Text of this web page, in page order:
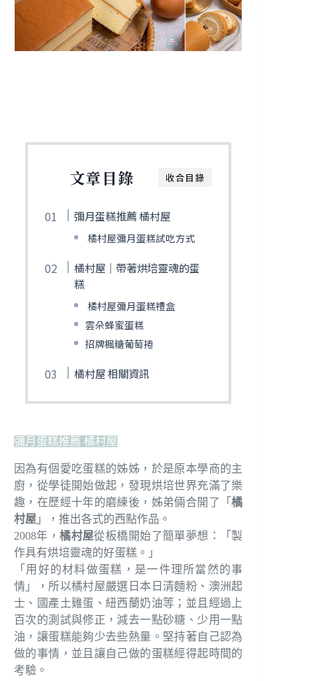
收合目錄
文章目錄
彌月蛋糕推薦 橘村屋
橘村屋彌月蛋糕試吃方式
橘村屋｜帶著烘培靈魂的蛋
糕
橘村屋彌月蛋糕禮盒
雲朵蜂蜜蛋糕
招牌楓糖葡萄捲
橘村屋 相關資訊
彌月蛋糕推薦 橘村屋
因為有個愛吃蛋糕的姊姊，於是原本學商的主
廚，從學徒開始做起，發現烘培世界充滿了樂
趣，在歷經十年的磨練後，姊弟倆合開了「橘
村屋 」，推出各式的西點作品。
2008年，橘村屋從板橋開始了簡單夢想：「製
作具有烘培靈魂的好蛋糕。」
「用好的材料做蛋糕，是一件理所當然的事
情」，所以橘村屋嚴選日本日清麵粉、澳洲起
士、國產土雞蛋、紐西蘭奶油等；並且經過上
百次的測試與修正，減去一點砂糖、少用一點
油，讓蛋糕能夠少去些熱量。堅持著自己認為
做的事情，並且讓自己做的蛋糕經得起時間的
考驗。